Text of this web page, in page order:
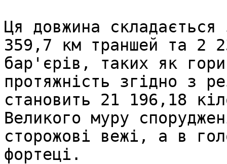
Ця довжина
359,7 км траншей та 2
бар'єрів, таких як
протяжність згідно з
становить 21 196,18
Великого муру
сторожові вежі, а в
фортеці.